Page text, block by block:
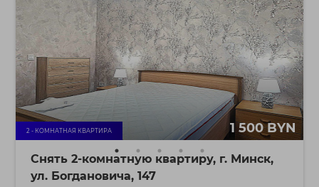
2 - КОМНАТНАЯ КВАРТИРА 1 500 BYN
Снять 2-комнатную квартиру, г. Минск,
ул. Богдановича, 147